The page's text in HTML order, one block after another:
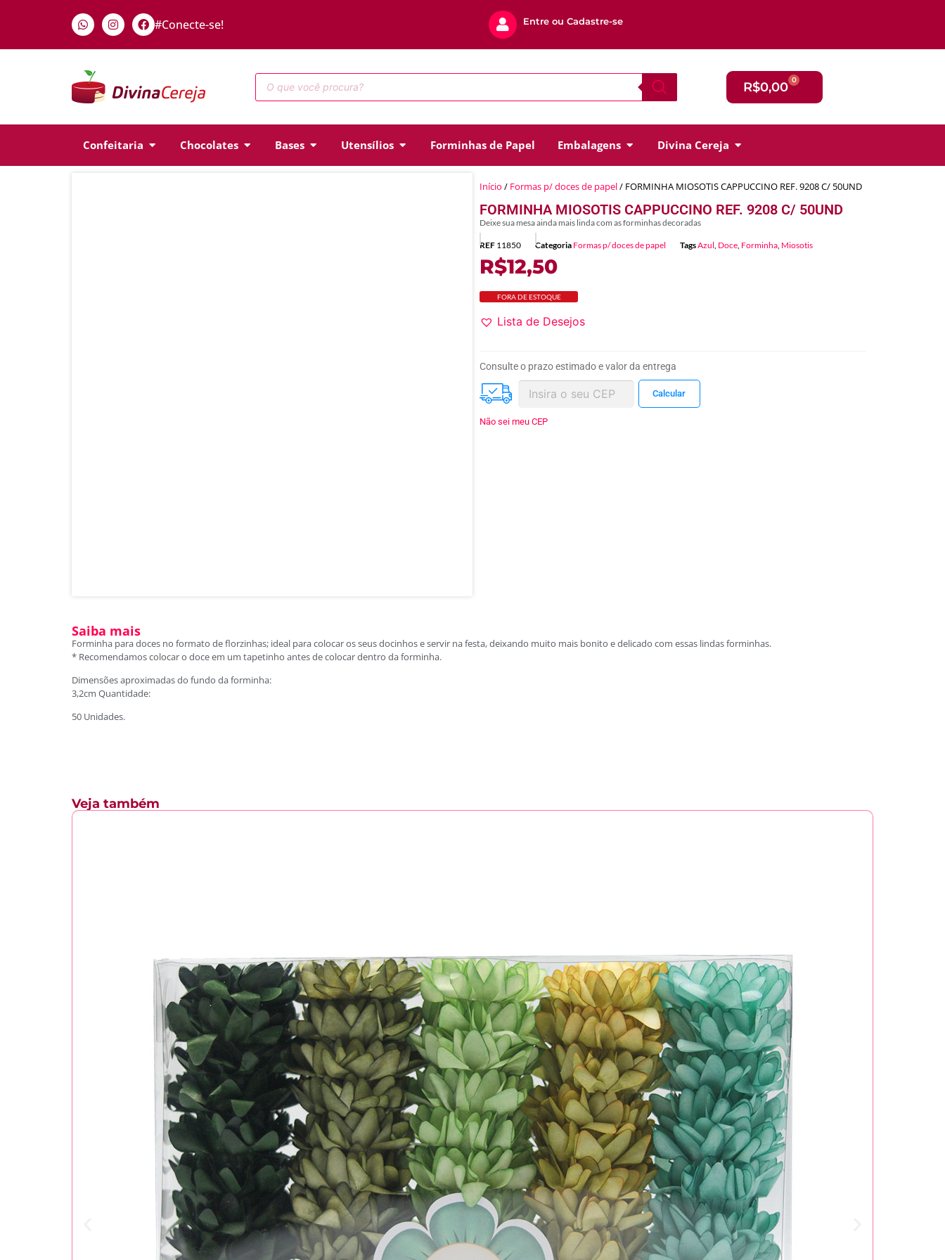
#Conecte-se! Entre ou Cadastre-se
R$0,00 0
Confeitaria Chocolates Bases Utensílios Forminhas de Papel Embalagens Divina Cereja
Início / Formas p/ doces de papel/ FORMINHA MIOSOTIS CAPPUCCINO REF. 9208 C/ 50UND
FORMINHA MIOSOTIS CAPPUCCINO REF. 9208 C/ 50UND
Deixe sua mesa ainda mais linda com as forminhas decoradas
REF 11850 Categoria Formas p/ doces de papel TagsAzul Doce Forminha Miosotis
R$12,50
FORA DE ESTOQUE
Lista de Desejos
Consulte o prazo estimado e valor da entrega
Não sei meu CEP
Saiba mais
Forminha para doces no formato de florzinhas; ideal para colocar os seus docinhos e servir na festa, deixando muito mais bonito e delicado com essas lindas forminhas.
* Recomendamos colocar o doce em um tapetinho antes de colocar dentro da forminha.
Dimensões aproximadas do fundo da forminha:
3,2cm Quantidade:
50 Unidades.
Veja também